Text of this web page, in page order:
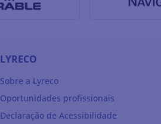
LYRECO
Sobre a Lyreco
Oportunidades profissionais
Declaração de Acessibilidade